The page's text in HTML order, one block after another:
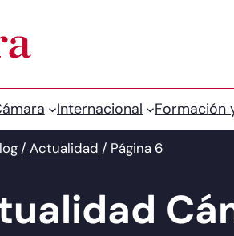
Internacional Formación
/Actualidad / Página 6